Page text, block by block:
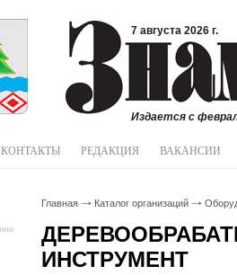
7 августа 2026 г.
Издается с
КОНТАКТЫ РЕДАКЦИЯ ВАКАНСИИ
Главная Каталог организаций
ИНСТРУМЕНТ